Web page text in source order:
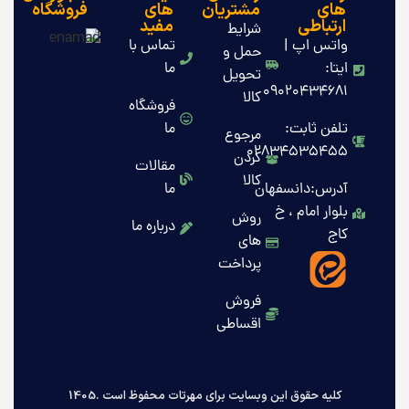
های
ارتباطی
واتس اپ |
ایتا:
09020434681
تلفن ثابت:
02834535455
آدرس:دانسفهان
بلوار امام ، خ
کاج
مشتریان
شرایط
حمل و
تحویل
کالا
مرجوع
کردن
کالا
روش
های
پرداخت
فروش
اقساطی
های
مفید
تماس با
ما
فروشگاه
ما
مقالات
ما
درباره ما
فروشگاه
کلیه حقوق این وبسایت برای مهرتات محفوظ است .1405